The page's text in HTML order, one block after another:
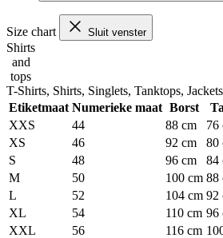
Size chart Sluit venster
Shirts
and
tops
T-Shirts, Shirts, Singlets, Tanktops,
Etiketmaat Numerieke maat Borst
XXS
44 88 cm 76
XS
46 92 cm 80
S
48 96 cm 84
M
50 100 cm 88
L
52 104 cm 92
XL
54 110 cm 96
XXL
56 116 cm